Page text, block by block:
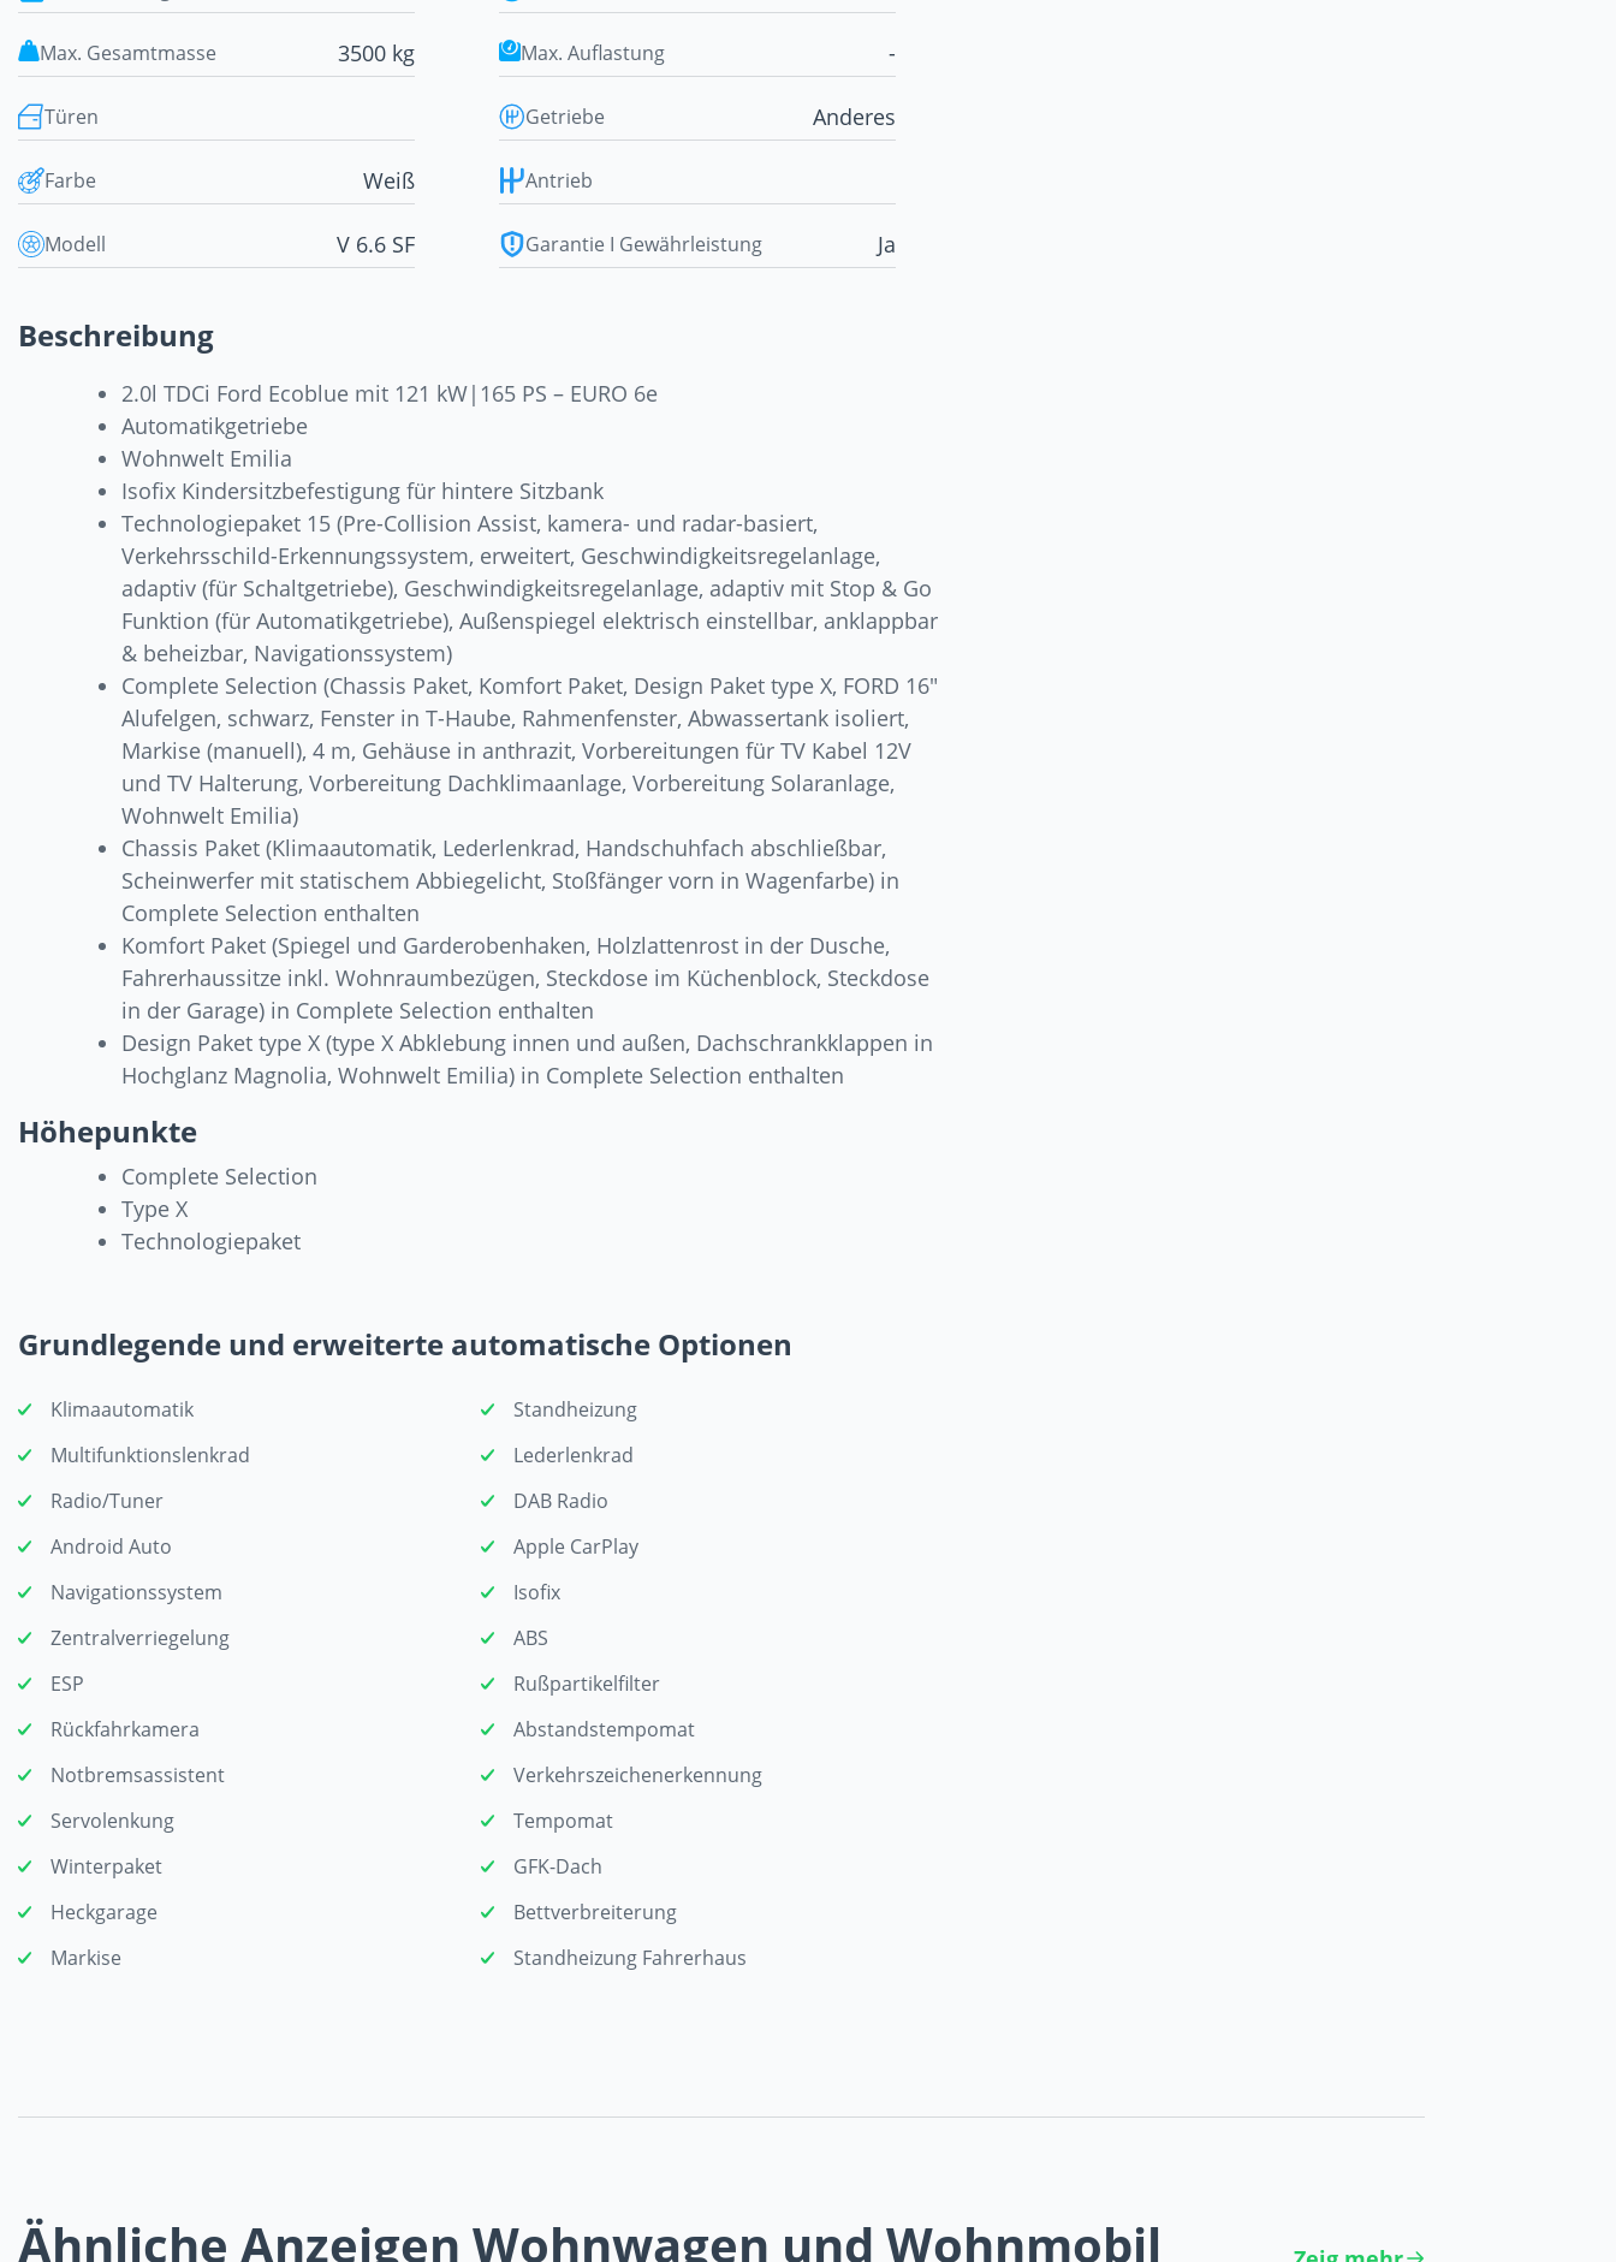
Max. Gesamtmasse 3500 kg Max. Auflastung -
Türen Getriebe Anderes
Farbe Weiß Antrieb
Modell V 6.6 SF Garantie I Gewährleistung Ja
Beschreibung
2.0l TDCi Ford Ecoblue mit 121 kW|165 PS – EURO 6e
Automatikgetriebe
Wohnwelt Emilia
Isofix Kindersitzbefestigung für hintere Sitzbank
Technologiepaket 15 (Pre-Collision Assist, kamera- und radar-basiert,
Verkehrsschild-Erkennungssystem, erweitert, Geschwindigkeitsregelanlage,
adaptiv (für Schaltgetriebe), Geschwindigkeitsregelanlage, adaptiv mit Stop & Go
Funktion (für Automatikgetriebe), Außenspiegel elektrisch einstellbar, anklappbar
& beheizbar, Navigationssystem)
Complete Selection (Chassis Paket, Komfort Paket, Design Paket type X, FORD 16″
Alufelgen, schwarz, Fenster in T-Haube, Rahmenfenster, Abwassertank isoliert,
Markise (manuell), 4 m, Gehäuse in anthrazit, Vorbereitungen für TV Kabel 12V
und TV Halterung, Vorbereitung Dachklimaanlage, Vorbereitung Solaranlage,
Wohnwelt Emilia)
Chassis Paket (Klimaautomatik, Lederlenkrad, Handschuhfach abschließbar,
Scheinwerfer mit statischem Abbiegelicht, Stoßfänger vorn in Wagenfarbe) in
Complete Selection enthalten
Komfort Paket (Spiegel und Garderobenhaken, Holzlattenrost in der Dusche,
Fahrerhaussitze inkl. Wohnraumbezügen, Steckdose im Küchenblock, Steckdose
in der Garage) in Complete Selection enthalten
Design Paket type X (type X Abklebung innen und außen, Dachschrankklappen in
Hochglanz Magnolia, Wohnwelt Emilia) in Complete Selection enthalten
Höhepunkte
Complete Selection
Type X
Technologiepaket
Grundlegende und erweiterte automatische Optionen
Klimaautomatik
Standheizung
Multifunktionslenkrad
Lederlenkrad
Radio/Tuner
DAB Radio
Android Auto
Apple CarPlay
Navigationssystem
Isofix
Zentralverriegelung
ABS
ESP
Rußpartikelfilter
Rückfahrkamera
Abstandstempomat
Notbremsassistent
Verkehrszeichenerkennung
Servolenkung
Tempomat
Winterpaket
GFK-Dach
Heckgarage
Bettverbreiterung
Markise
Standheizung Fahrerhaus
Ähnliche Anzeigen Wohnwagen und Wohnmobil